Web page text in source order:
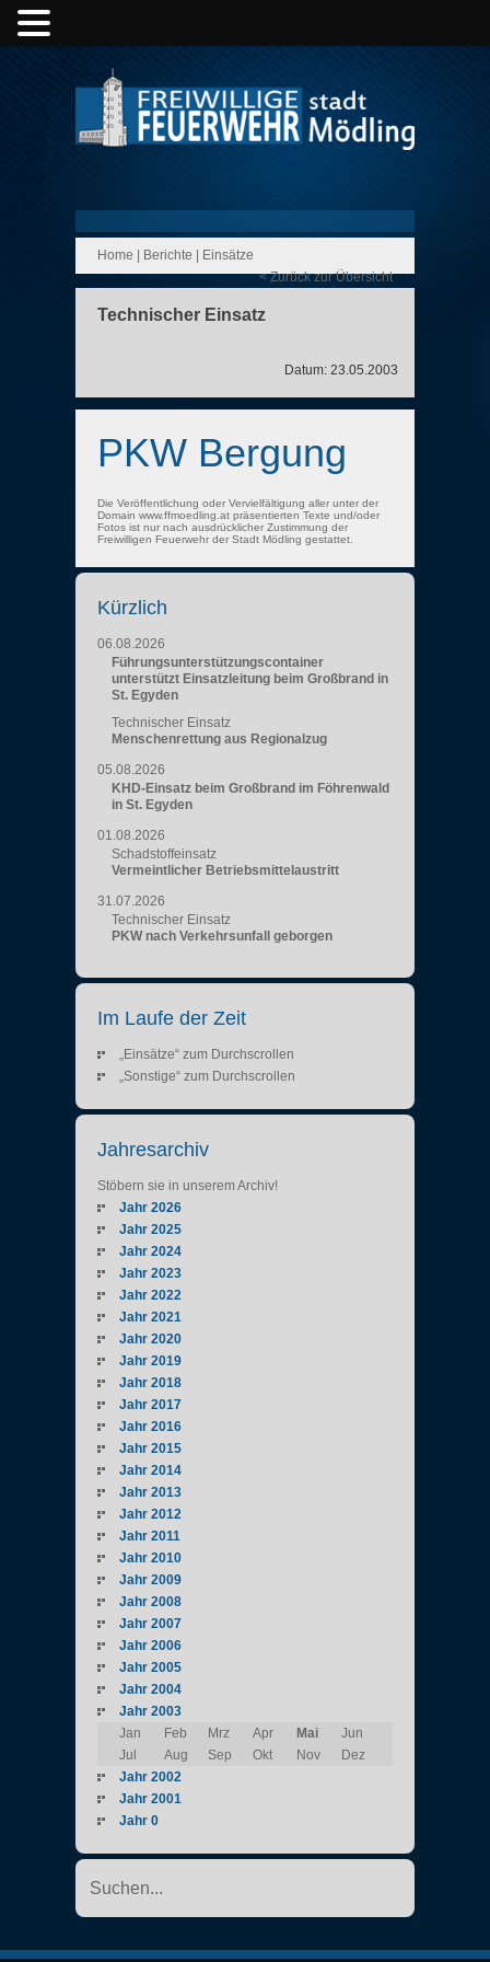
Home Berichte
Einsätze
< Zurück zur Übersicht
Technischer Einsatz
Datum: 23.05.2003
PKW Bergung
Die Veröffentlichung oder Vervielfältigung aller unter der
Domain www.ffmoedling.at präsentierten Texte und/oder
Fotos ist nur nach ausdrücklicher Zustimmung der
Freiwilligen Feuerwehr der Stadt Mödling gestattet.
Kürzlich
06.08.2026
Führungsunterstützungscontainer
unterstützt Einsatzleitung beim Großbrand in
St. Egyden
Technischer Einsatz
Menschenrettung aus Regionalzug
05.08.2026
KHD-Einsatz beim Großbrand im Föhrenwald
in St. Egyden
01.08.2026
Schadstoffeinsatz
Vermeintlicher Betriebsmittelaustritt
31.07.2026
Technischer Einsatz
PKW nach Verkehrsunfall geborgen
Im Laufe der Zeit
„Einsätze“ zum Durchscrollen
„Sonstige“ zum Durchscrollen
Jahresarchiv
Stöbern sie in unserem Archiv!
Jahr 2026
Jahr 2025
Jahr 2024
Jahr 2023
Jahr 2022
Jahr 2021
Jahr 2020
Jahr 2019
Jahr 2018
Jahr 2017
Jahr 2016
Jahr 2015
Jahr 2014
Jahr 2013
Jahr 2012
Jahr 2011
Jahr 2010
Jahr 2009
Jahr 2008
Jahr 2007
Jahr 2006
Jahr 2005
Jahr 2004
Jahr 2003
Jan
Feb Mrz Apr Mai
Jun
Jul
Aug Sep Okt Nov
Dez
Jahr 2002
Jahr 2001
Jahr 0